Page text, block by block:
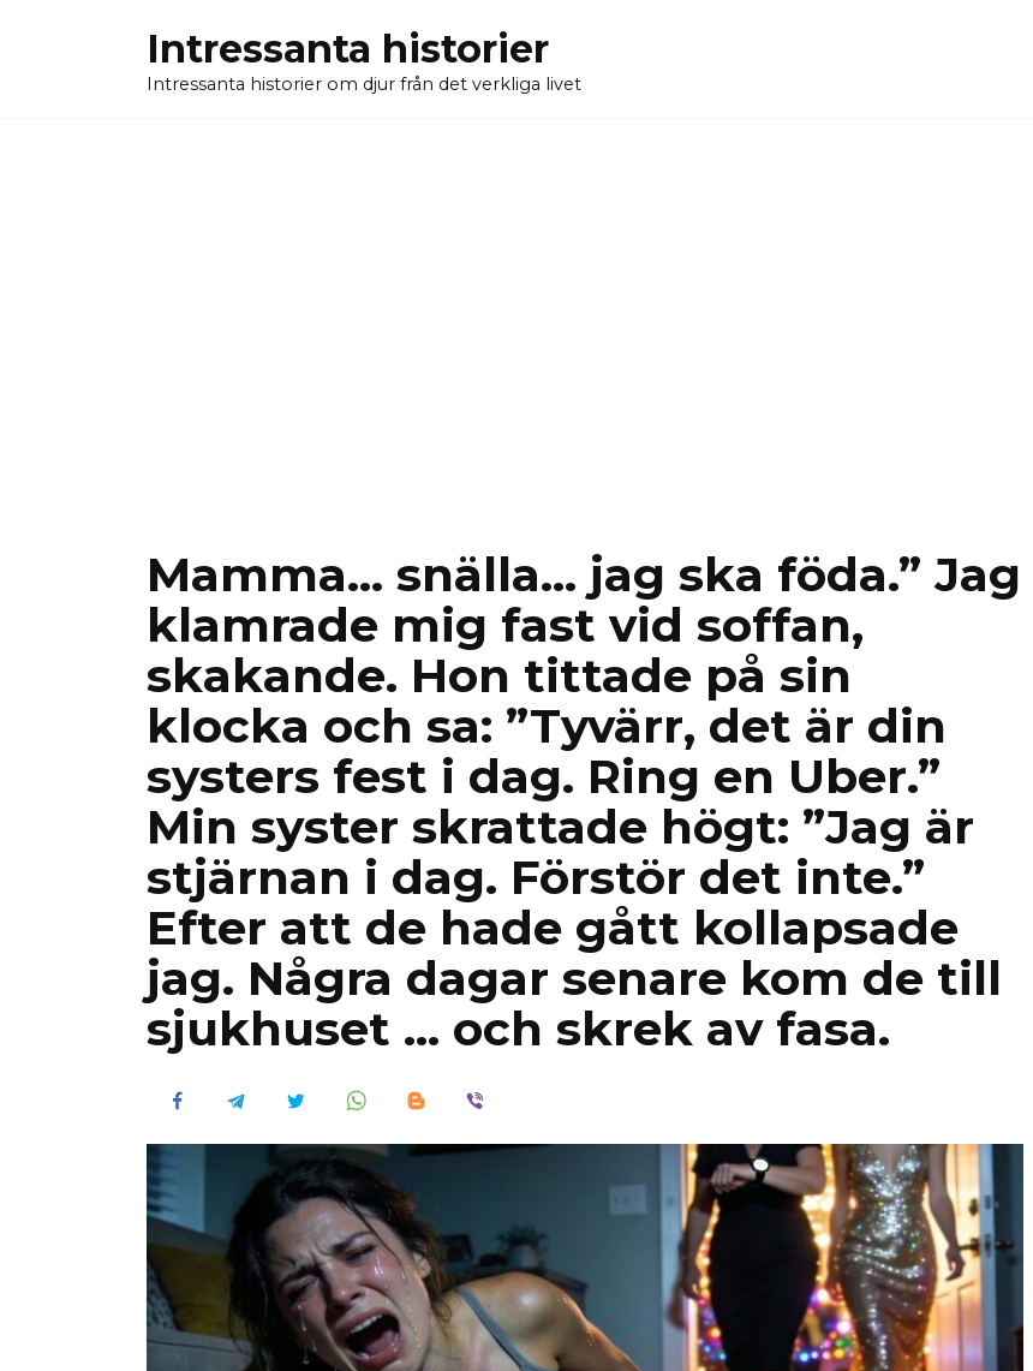
Intressanta historier
Intressanta historier om djur från det verkliga livet
Mamma… snälla… jag ska föda.” Jag
klamrade mig fast vid soffan,
skakande. Hon tittade på sin
klocka och sa: ”Tyvärr, det är din
systers fest i dag. Ring en Uber.”
Min syster skrattade högt: ”Jag är
stjärnan i dag. Förstör det inte.”
Efter att de hade gått kollapsade
jag. Några dagar senare kom de till
sjukhuset … och skrek av fasa.